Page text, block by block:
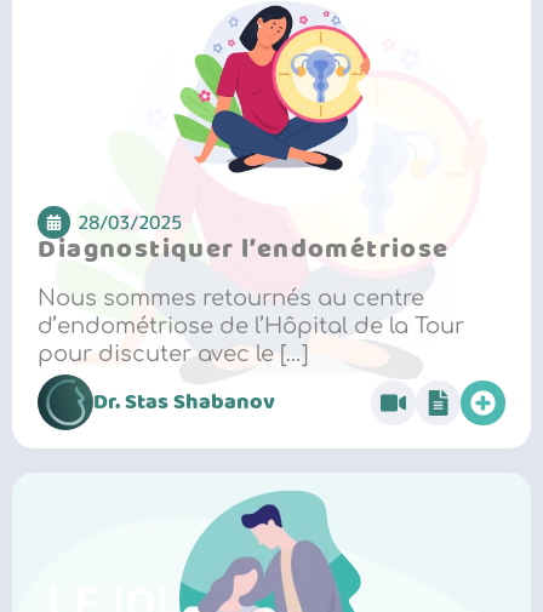
28/03/2025
Diagnostiquer l’endométriose
Nous sommes retournés au centre
d’endométriose de l’Hôpital de la Tour
pour discuter avec le […]
Dr. Stas Shabanov